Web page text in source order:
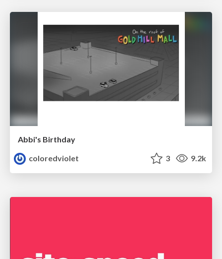
Abbi's Birthday
coloredviolet
3 9.2k